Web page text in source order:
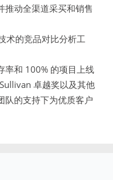
推动全渠道采买和销售
术的竞品对比分析工
率和 100% 的项目上线
卓越奖以及其他
队的支持下为优质客户